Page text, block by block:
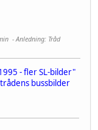
Anledning: Tråd
- fler SL-bilder"
bussbilder